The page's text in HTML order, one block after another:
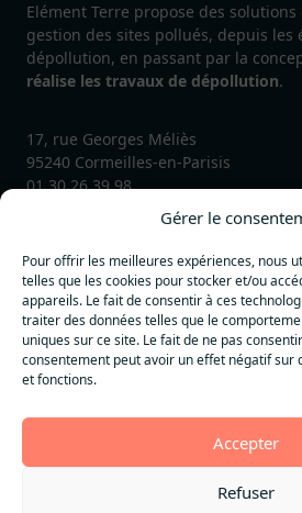
Gérer le
Pour offrir les meilleures expériences, nous
telles que les cookies pour stocker et/ou
appareils. Le fait de consentir à ces
traiter des données telles que le
uniques sur ce site. Le fait de ne pas
consentement peut avoir un effet négatif sur
et fonctions.
Accepter
Refuser
Elément Terre propose des
gestion des sites pollués, depuis les
dépollution, en passant par la
réalise les travaux de dépollution.
17, rue Georges Méliès
95240 Cormeilles-en-Parisis
01.30.26.39.98
contact@element-terre.solutions
Membre de :
Politique
©2026 - Elément